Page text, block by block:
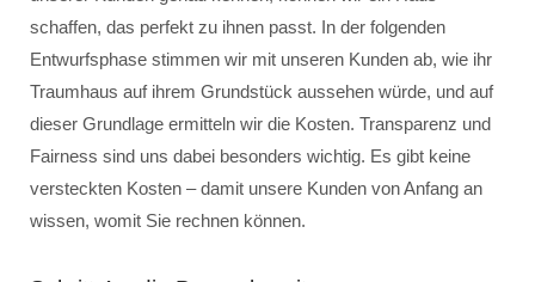
schaffen, das perfekt zu ihnen passt. In der folgenden
Entwurfsphase stimmen wir mit unseren Kunden ab, wie ihr
Traumhaus auf ihrem Grundstück aussehen würde, und auf
dieser Grundlage ermitteln wir die Kosten. Transparenz und
Fairness sind uns dabei besonders wichtig. Es gibt keine
versteckten Kosten – damit unsere Kunden von Anfang an
wissen, womit Sie rechnen können.